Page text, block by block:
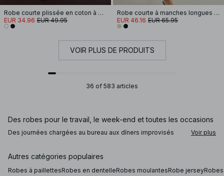
Robe courte plissée en coton à manches courtes
EUR 34.96 EUR 49.95
Robe courte à manches longues et découpe goutte d'eau
EUR 46.16 EUR 65.95
VOIR PLUS DE PRODUITS
36 of 583 articles
Des robes pour le travail, le week-end et toutes les occasions
Des journées chargées au bureau aux dîners improvisés
coupe légèrement structurée s’associe parfaitement à des
mocassins ou des mules. Ajoutez un blazer ajusté ou un
cardigan doux pour une silhouette élégante et
Voir plus
Autres catégories populaires
Robes à paillettesRobes en dentelleRobes moulantesRobe jersey